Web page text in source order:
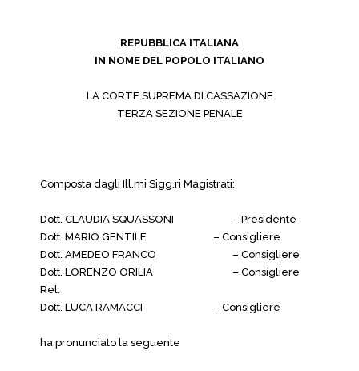
REPUBBLICA ITALIANA
IN NOME DEL POPOLO ITALIANO
LA CORTE SUPREMA DI CASSAZIONE
TERZA SEZIONE PENALE
Composta dagli Ill.mi Sigg.ri Magistrati:
Dott. CLAUDIA SQUASSONI
– Presidente
Dott. MARIO GENTILE
– Consigliere
Dott. AMEDEO FRANCO
– Consigliere
Dott. LORENZO ORILIA
– Consigliere
Rel.
Dott. LUCA RAMACCI
– Consigliere
ha pronunciato la seguente